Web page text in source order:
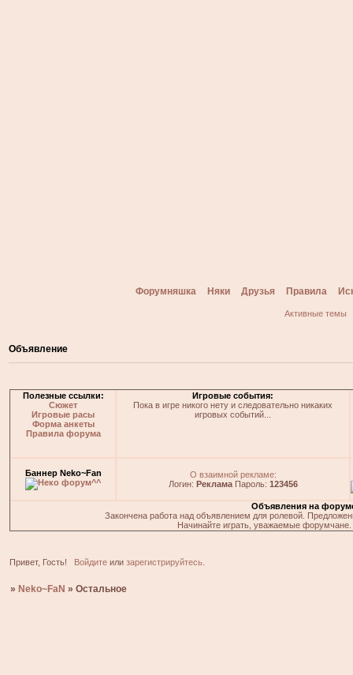
Форумняшка Няки Друзья Правила
Активные темы
Объявление
Полезные ссылки:
Сюжет
Игровые расы
Форма анкеты
Правила форума
Игровые события:
Пока в игре никого нету и следовательно никаких
игровых событий...
Баннер Neko~Fan
О взаимной рекламе:
Логин: РекламаПароль: 123456
Объявления на
Закончена работа над объявлением для ролевой.
Начинайте играть, уважаемые
Привет, Гость! Войдитеили зарегистрируйтесь.
» Neko~FaN »Остальное